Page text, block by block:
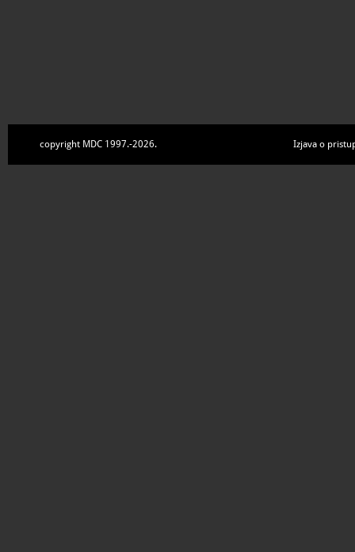
copyright MDC 1997.-2026. Izjava o